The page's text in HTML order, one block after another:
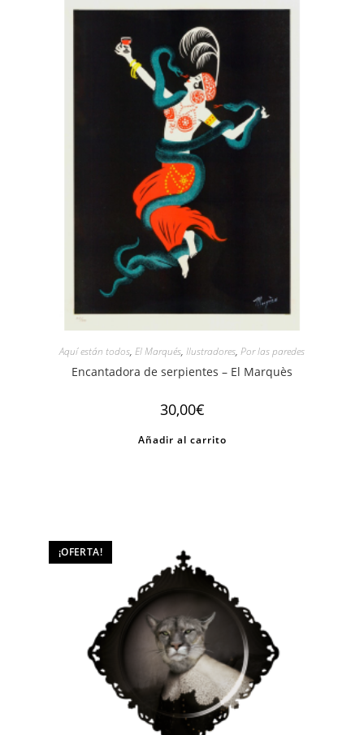
Aquí están todos, El Marqués, Ilustradores, Por las paredes
Encantadora de serpientes – El Marquès
30,00€
Añadir al carrito
¡OFERTA!